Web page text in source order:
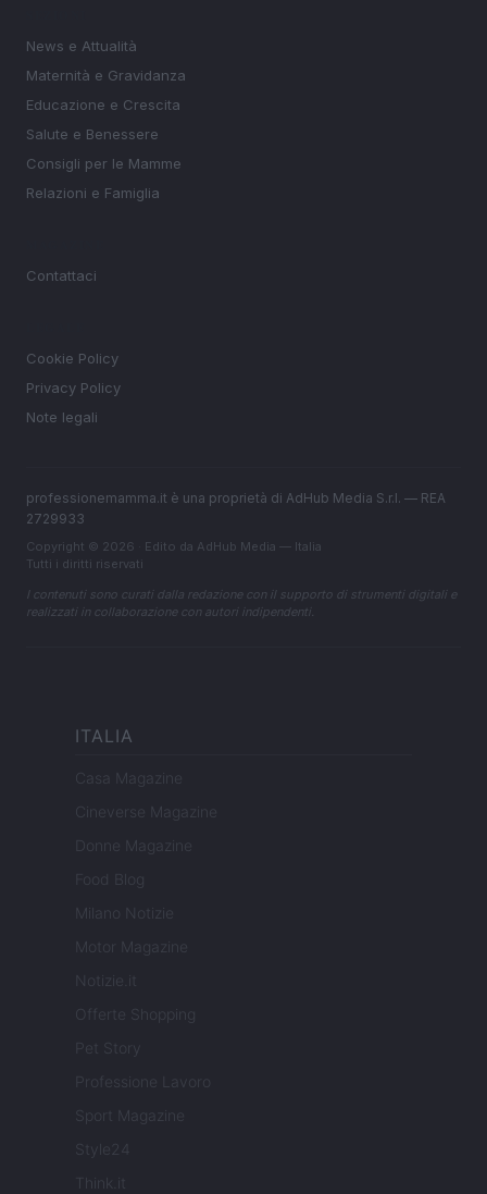
News e Attualità
Maternità e Gravidanza
Educazione e Crescita
Salute e Benessere
Consigli per le Mamme
Relazioni e Famiglia
Contattaci
Cookie Policy
Privacy Policy
Note legali
professionemamma.it è una proprietà di AdHub Media S.r.l. — REA
2729933
Copyright © 2026 · Edito da AdHub Media — Italia
Tutti i diritti riservati
I contenuti sono curati dalla redazione con il supporto di strumenti digitali e
realizzati in collaborazione con autori indipendenti.
ITALIA
Casa Magazine
Cineverse Magazine
Donne Magazine
Food Blog
Milano Notizie
Motor Magazine
Notizie.it
Offerte Shopping
Pet Story
Professione Lavoro
Sport Magazine
Style24
Think.it